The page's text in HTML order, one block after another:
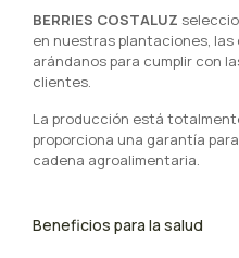
BERRIES COSTALUZ
en nuestras plantaciones,
arándanos para cumplir con
clientes.
La producción está
proporciona una garantía
cadena agroalimentaria.
Beneficios para la salud